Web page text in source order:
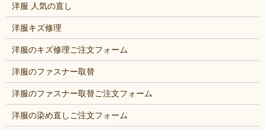
洋服 人気の直し
洋服キズ修理
洋服のキズ修理ご注文フォーム
洋服のファスナー取替
洋服のファスナー取替ご注文フォーム
洋服の染め直しご注文フォーム